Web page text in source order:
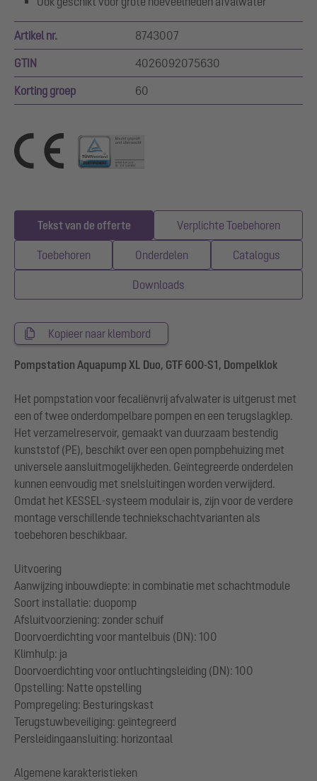
Artikel nr. 8743007
GTIN 4026092075630
Korting groep 60
Tekst van de offerte Verplichte Toebehoren
Toebehoren Onderdelen Catalogus
Downloads
Kopieer naar klembord
Pompstation Aquapump XL Duo, GTF 600-S1, Dompelklok
Het pompstation voor fecaliënvrij afvalwater is uitgerust met
een of twee onderdompelbare pompen en een terugslagklep.
Het verzamelreservoir, gemaakt van duurzaam bestendig
kunststof (PE), beschikt over een open pompbehuizing met
universele aansluitmogelijkheden. Geïntegreerde onderdelen
kunnen eenvoudig met snelsluitingen worden verwijderd.
Omdat het KESSEL-systeem modulair is, zijn voor de verdere
montage verschillende techniekschachtvarianten als
toebehoren beschikbaar.
Uitvoering
Aanwijzing inbouwdiepte: in combinatie met schachtmodule
Soort installatie: duopomp
Afsluitvoorziening: zonder schuif
Doorvoerdichting voor mantelbuis (DN): 100
Klimhulp: ja
Doorvoerdichting voor ontluchtingsleiding (DN): 100
Opstelling: Natte opstelling
Pompregeling: Besturingskast
Terugstuwbeveiliging: geïntegreerd
Persleidingaansluiting: horizontaal
Algemene karakteristieken